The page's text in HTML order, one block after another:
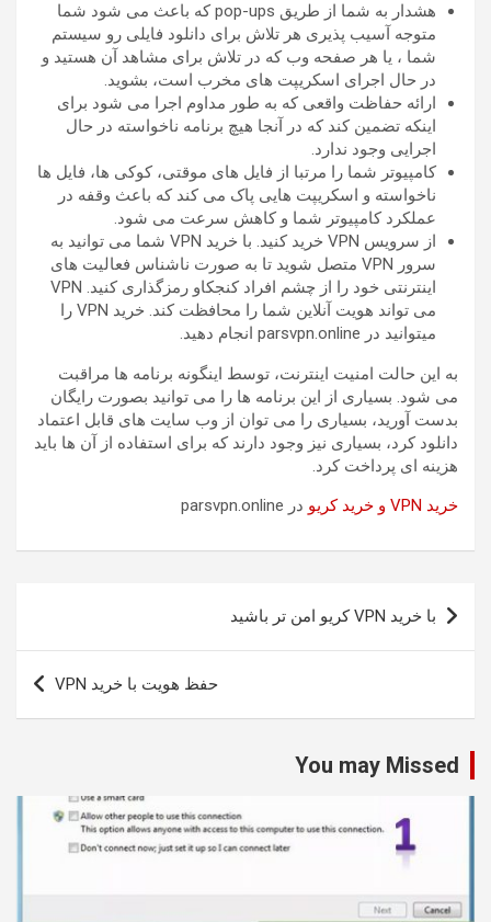
هشدار به شما از طریق pop-ups که باعث می شود شما
متوجه آسیب پذیری هر تلاش برای دانلود فایلی رو سیستم
شما ، یا هر صفحه وب که در تلاش برای مشاهد آن هستید و
در حال اجرای اسکریپت های مخرب است، بشوید.
ارائه حفاظت واقعی که به طور مداوم اجرا می شود برای
اینکه تضمین کند که در آنجا هیچ برنامه ناخواسته در حال
اجرایی وجود ندارد.
کامپیوتر شما را مرتبا از فایل های موقتی، کوکی ها، فایل ها
ناخواسته و اسکریپت هایی پاک می کند که باعث وقفه در
عملکرد کامپیوتر شما و کاهش سرعت می شود.
از سرویس VPN خرید کنید. با خرید VPN شما می توانید به
سرور VPN متصل شوید تا به صورت ناشناس فعالیت های
اینترنتی خود را از چشم افراد کنجکاو رمزگذاری کنید. VPN
می تواند هویت آنلاین شما را محافظت کند. خرید VPN را
میتوانید در parsvpn.online انجام دهید.
به این حالت امنیت اینترنت، توسط اینگونه برنامه ها مراقبت
می شود. بسیاری از این برنامه ها را می توانید بصورت رایگان
بدست آورید، بسیاری را می توان از وب سایت های قابل اعتماد
دانلود کرد، بسیاری نیز وجود دارند که برای استفاده از آن ها باید
هزینه ای پرداخت کرد.
خرید VPN و خرید کریو
در parsvpn.online
راهبری
نوشته
با خرید VPN کریو امن تر باشید
حفظ هویت با خرید VPN
You may Missed